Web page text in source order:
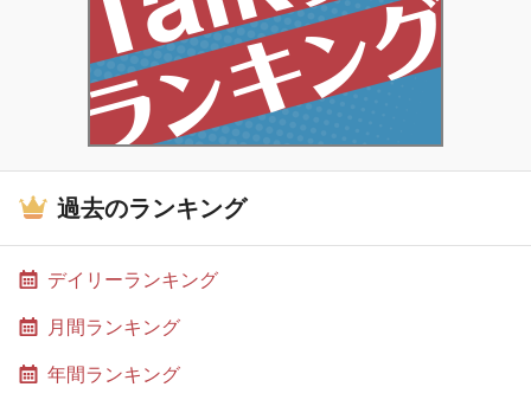
過去のランキング
デイリーランキング
月間ランキング
年間ランキング